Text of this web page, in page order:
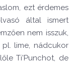
ezt érdemes
által ismert
nem isszuk,
lime, nádcukor
Ti’Punchot, de